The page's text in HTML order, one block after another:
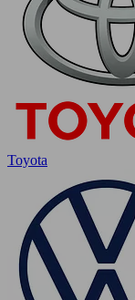
Toyota